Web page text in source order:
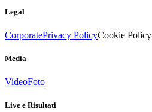
Legal
CorporatePrivacy PolicyCookie Policy
Media
VideoFoto
Live e Risultati